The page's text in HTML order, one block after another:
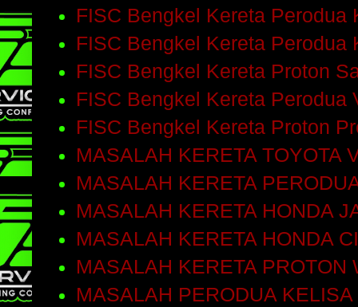
FISC Bengkel Kereta Perodua
FISC Bengkel Kereta Perodua
FISC Bengkel Kereta Proton
FISC Bengkel Kereta Perodua
FISC Bengkel Kereta Proton
MASALAH KERETA TOYOTA
MASALAH KERETA
MASALAH KERETA HONDA
MASALAH KERETA HONDA
MASALAH KERETA PROTON
MASALAH PERODUA KELISA